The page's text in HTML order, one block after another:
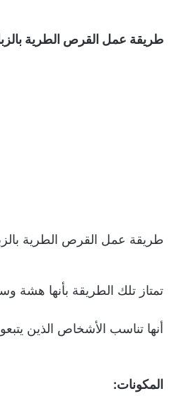
طريقة عمل القرص الطرية
طريقة عمل القرص الطرية
تمتاز تلك الطريقة بأنها هشة
أنها تناسب الأشخاص الذين
المكونات: